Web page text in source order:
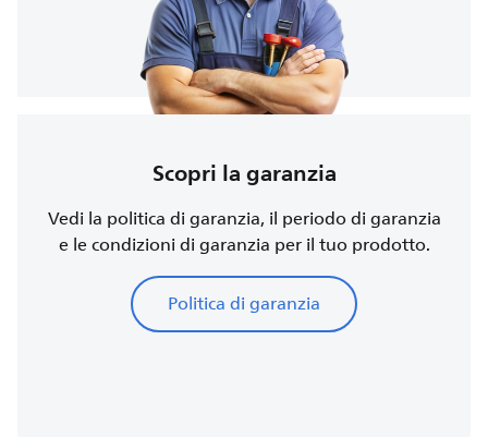
Scopri la garanzia
Vedi la politica di garanzia, il periodo di garanzia
e le condizioni di garanzia per il tuo prodotto.
Politica di garanzia